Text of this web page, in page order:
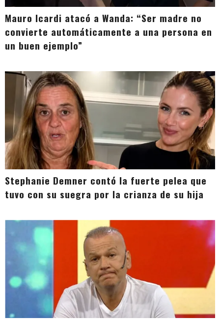
Mauro Icardi atacó a Wanda: “Ser madre no
convierte automáticamente a una persona en
un buen ejemplo”
Stephanie Demner contó la fuerte pelea que
tuvo con su suegra por la crianza de su hija